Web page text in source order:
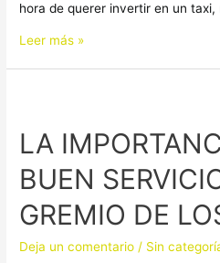
hora de querer invertir en un
Leer más »
LA
BUEN
GREMIO DE
Deja un comentario / Sin
DEL
BUEN
SERVICIO,
EN
EL
DE